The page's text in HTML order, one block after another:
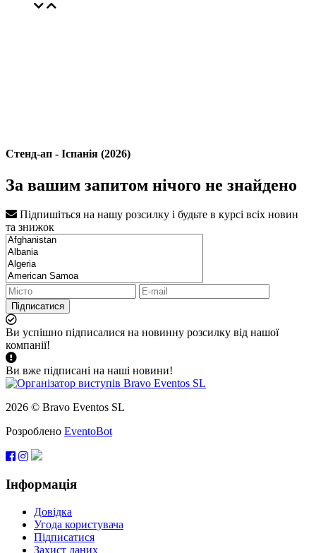
Стенд-ап - Іспанія (2026)
За вашим запитом нічого не знайдено
Підпишіться на нашу розсилку і будьте в курсі всіх новин
та знижок
Підписатися
Ви успішно підписалися на новинну розсилку від нашої
компанії!
Ви вже підписані на наші новини!
2026 © Bravo Eventos SL
Розроблено EventoBot
Інформація
Довідка
Угода користувача
Підписатися
Захист даних